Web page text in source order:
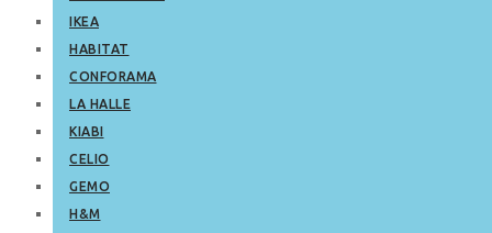
IKEA
HABITAT
CONFORAMA
LA HALLE
KIABI
CELIO
GEMO
H&M